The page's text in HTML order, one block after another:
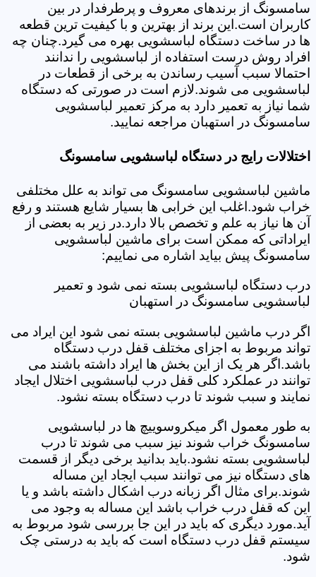
سامسونگ از برندهای معروف و پرطرفدار در بین
کاربران است.این برند از بهترین و با کیفیت ترین قطعه
ها در ساخت دستگاه لباسشویی بهره می گیرد.چنان چه
افراد روش درست استفاده از لباسشویی را ندانند
احتمالا سبب آسیب رساندن به برخی از قطعات در
لباسشویی می شوند.لازم است در صورتی که دستگاه
شما نیاز به تعمیر دارد به مرکز تعمیر لباسشویی
سامسونگ در استهبان مراجعه نمایید.
اختلالات رایج در دستگاه لباسشویی سامسونگ
ماشین لباسشویی سامسونگ می تواند به علل مختلفی
خراب شود.اغلب این خرابی ها بسیار شایع هستند و رفع
آن ها نیاز به علم و تخصص بالا دارد.در زیر به بعضی از
ایراداتی که ممکن است برای ماشین لباسشویی
سامسونگ پیش بیاید اشاره می نماییم:
درب دستگاه لباسشویی بسته نمی شود و تعمیر
لباسشویی سامسونگ در استهبان
اگر درب ماشین لباسشویی بسته نمی شود این ایراد می
تواند مربوط به اجزای مختلف قفل درب دستگاه
باشد.اگر هر یک از این بخش ها ایراد داشته باشند می
توانند در عملکرد کلی قفل درب لباسشویی اختلال ایجاد
نمایند و سبب شوند تا درب دستگاه بسته نشود.
به طور معمول اگر میکروسوییچ ها در لباسشویی
سامسونگ خراب شوند نیز سبب می شوند تا درب
لباسشویی بسته نشود.باید بدانید برخی دیگر از قسمت
های دستگاه نیز می توانند سبب ایجاد این مساله
شوند.برای مثال اگر زبانه درب اشکال داشته باشد و یا
این که قفل درب خراب باشد این مساله به وجود می
آید.مورد دیگری که باید در این جا بررسی شود مربوط به
سیستم قفل درب دستگاه است که باید به درستی چک
شود.